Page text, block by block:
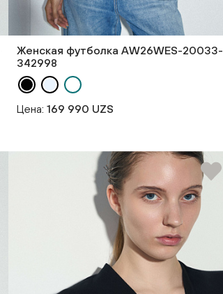
Женская футболка AW26WES-20033-
342998
Цена: 169 990 UZS